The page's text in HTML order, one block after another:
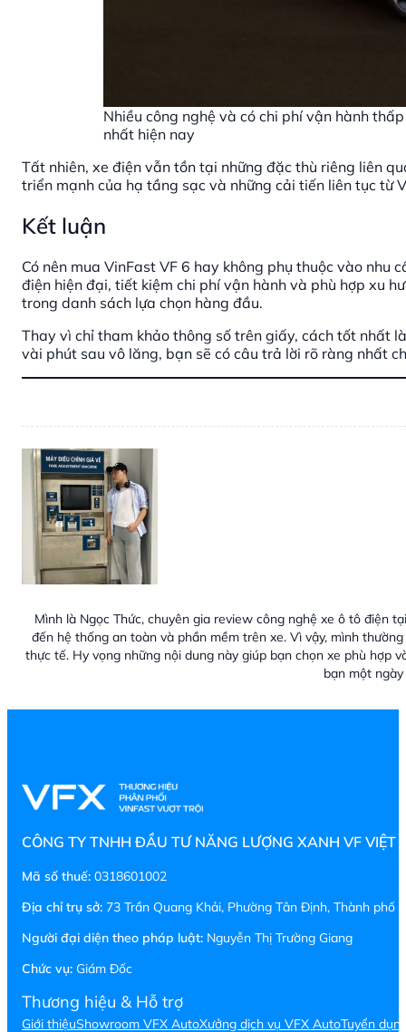
Nhiều công nghệ và có chi phí vận hành
nhất hiện nay
Tất nhiên, xe điện vẫn tồn tại những đặc thù riêng liên
triển mạnh của hạ tầng sạc và những cải tiến liên tục từ
Kết luận
Có nên mua VinFast VF 6 hay không phụ thuộc vào nhu
điện hiện đại, tiết kiệm chi phí vận hành và phù hợp xu
trong danh sách lựa chọn hàng đầu.
Thay vì chỉ tham khảo thông số trên giấy, cách tốt nhất
vài phút sau vô lăng, bạn sẽ có câu trả lời rõ ràng nhất
Mình là Ngọc Thức, chuyên gia review công nghệ xe ô tô điện
đến hệ thống an toàn và phần mềm trên xe. Vì vậy, mình
thực tế. Hy vọng những nội dung này giúp bạn chọn xe phù hợp
bạn một
CÔNG TY TNHH ĐẦU TƯ NĂNG LƯỢNG XANH VF VIỆT
Mã số thuế: 0318601002
Địa chỉ trụ sở: 73 Trần Quang Khải, Phường Tân Định, Thành phố
Người đại diện theo pháp luật: Nguyễn Thị Trường Giang
Chức vụ: Giám Đốc
Thương hiệu & Hỗ trợ
Giới thiệuShowroom VFX AutoXưởng dịch vụ VFX AutoTuyển